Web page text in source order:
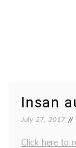
Insan
July 27, 2017
Click here to